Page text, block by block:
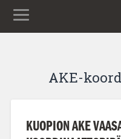
AKE-
KUOPION AKE